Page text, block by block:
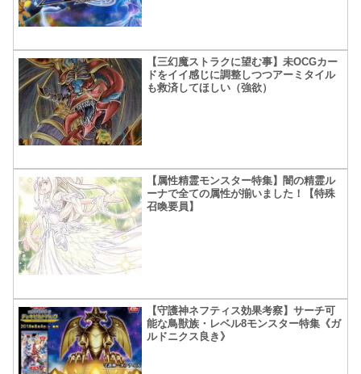
【三幻魔ストラクに望む事】未OCGカー
ドをイイ感じに調整しつつアーミタイル
も救済してほしい（強欲）
【属性精霊モンスター特集】闇の精霊ル
ーナで全ての属性が揃いました！【特殊
召喚要員】
【守護神ネフティス効果考察】サーチ可
能な鳥獣族・レベル8モンスター特集《ガ
ルドニクス良き》